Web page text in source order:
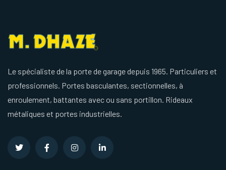
Le spécialiste de la porte de garage depuis 1965. Particuliers et
professionnels. Portes basculantes, sectionnelles, à
enroulement, battantes avec ou sans portillon. Rideaux
métaliques et portes industrielles.